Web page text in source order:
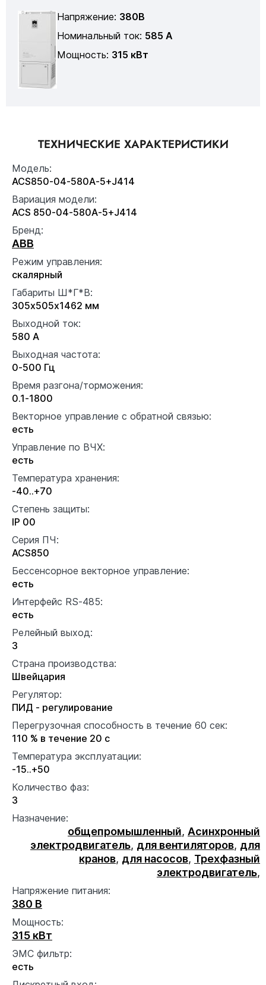
Напряжение: 380В
Номинальный ток: 585 А
Мощность: 315 кВт
ТЕХНИЧЕСКИЕ ХАРАКТЕРИСТИКИ
Модель:
ACS850-04-580A-5+J414
Вариация модели:
ACS 850-04-580A-5+J414
Бренд:
ABB
Режим управления:
скалярный
Габариты Ш*Г*В:
305x505x1462 мм
Выходной ток:
580 А
Выходная частота:
0-500 Гц
Время разгона/торможения:
0.1-1800
Векторное управление с обратной связью:
есть
Управление по ВЧХ:
есть
Температура хранения:
-40..+70
Степень защиты:
IP 00
Серия ПЧ:
ACS850
Бессенсорное векторное управление:
есть
Интерфейс RS-485:
есть
Релейный выход:
3
Страна производства:
Швейцария
Регулятор:
ПИД - регулирование
Перегрузочная способность в течение 60 сек:
110 % в течение 20 с
Температура эксплуатации:
-15..+50
Количество фаз:
3
Назначение:
общепромышленный, Асинхронный
электродвигатель, для вентиляторов, для
кранов, для насосов, Трехфазный
электродвигатель,
Напряжение питания:
380 В
Мощность:
315 кВт
ЭМС фильтр:
есть